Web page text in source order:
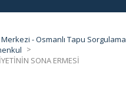
- Osmanlı Tapu Sorgulama
>
SONA ERMESİ